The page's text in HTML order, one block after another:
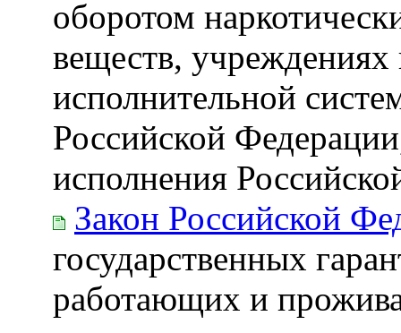
оборотом
веществ, учреждениях
исполнительной
Российской
исполнения
Закон Российской
государственных
работающих и